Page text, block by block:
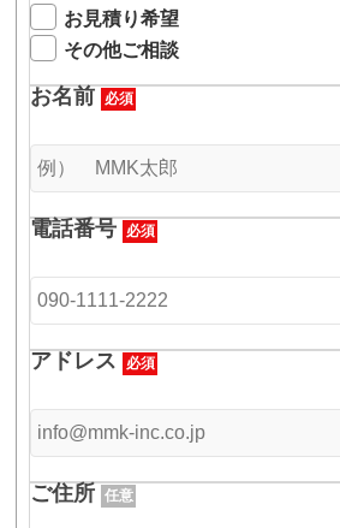
お見積り希望
その他ご相談
お名前 必須
電話番号 必須
アドレス 必須
ご住所 任意